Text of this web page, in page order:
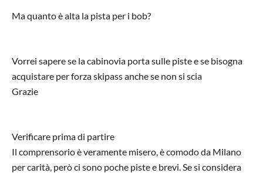
Ma quanto è alta la pista per i bob?
Vorrei sapere se la cabinovia porta sulle piste e se bisogna
acquistare per forza skipass anche se non si scia
Grazie
Verificare prima di partire
Il comprensorio è veramente misero, è comodo da Milano
per carità, però ci sono poche piste e brevi. Se si considera